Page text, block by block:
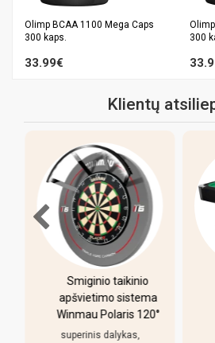
Olimp BCAA 1100 Mega Caps
300 kaps.
33.99€
300
Klientų
Smiginio taikinio
apšvietimo sistema
Winmau Polaris 120°
superinis dalykas,